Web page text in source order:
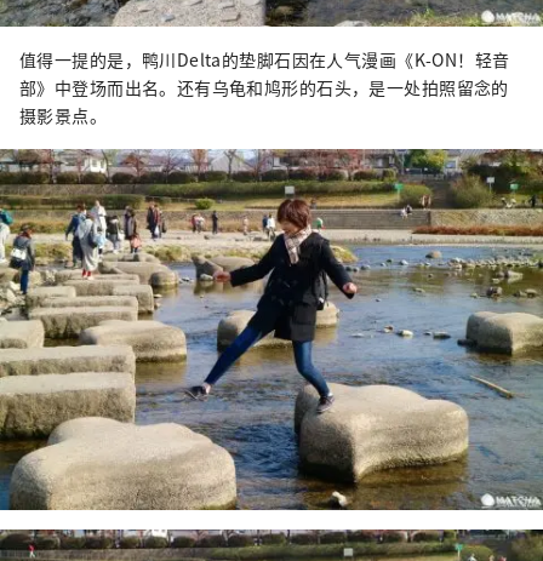
值得一提的是，鸭川Delta的垫脚石因在人气漫画《K-ON！轻音
部》中登场而出名。还有乌龟和鸠形的石头，是一处拍照留念的
摄影景点。